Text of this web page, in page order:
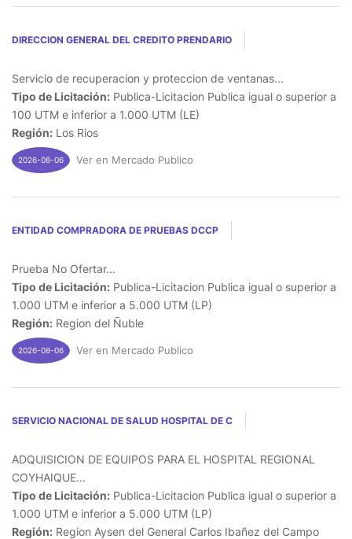
DIRECCION GENERAL DEL CREDITO PRENDARIO
Servicio de recuperacion y proteccion de ventanas...
Tipo de Licitación: Publica-Licitacion Publica igual o superior a
100 UTM e inferior a 1.000 UTM (LE)
Región: Los Rios
2026-08-06 Ver en Mercado Publico
ENTIDAD COMPRADORA DE PRUEBAS DCCP
Prueba No Ofertar...
Tipo de Licitación: Publica-Licitacion Publica igual o superior a
1.000 UTM e inferior a 5.000 UTM (LP)
Región: Region del Ñuble
2026-08-06 Ver en Mercado Publico
SERVICIO NACIONAL DE SALUD HOSPITAL DE C
ADQUISICION DE EQUIPOS PARA EL HOSPITAL REGIONAL
COYHAIQUE...
Tipo de Licitación: Publica-Licitacion Publica igual o superior a
1.000 UTM e inferior a 5.000 UTM (LP)
Región: Region Aysen del General Carlos Ibañez del Campo